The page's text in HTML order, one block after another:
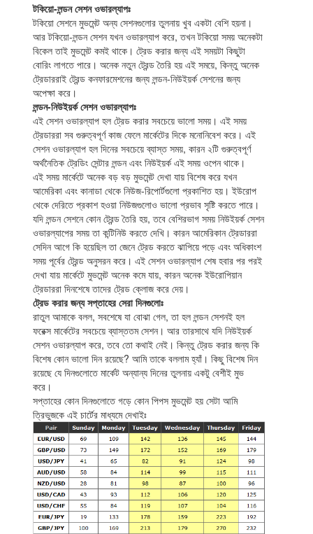
টকিয়ো-লন্ডন সেশন ওভারল্যাপঃ
টকিয়ো সেশনে মুভমেন্ট অন্য সেশনগুলোর তুলনায় খুব একটা বেশি হয়না।
আর টকিয়ো-লন্ডন সেশন যখন ওভারল্যাপ করে, তখন টকিয়ো সময় অনেকটা
বিকেল তাই মুভমেন্ট কমই থাকে। ট্রেড করার জন্য এই সময়টা কিছুটা
বোরিং লাগতে পারে। অনেক নতুন ট্রেন্ড তৈরি হয় এই সময়ে, কিন্তু অনেক
ট্রেডাররাই ট্রেন্ড কনফারমেশনের জন্য লন্ডন-নিউইয়র্ক সেশনের জন্য
অপেক্ষা করে।
লন্ডন-নিউইয়র্ক সেশন ওভারল্যাপঃ
এই সেশন ওভারল্যাপ হল ট্রেড করার সবচেয়ে ভালো সময়। এই সময়
ট্রেডাররা সব গুরুত্বপূর্ণ কাজ ফেলে মার্কেটের দিকে মনোনিবেশ করে। এই
সেশন ওভারল্যাপ হল দিনের সবচেয়ে ব্যাস্ত সময়, কারন ২টি গুরুত্বপূর্ণ
অর্থনৈতিক ট্রেডিং সেন্টার লন্ডন এবং নিউইয়র্ক এই সময় ওপেন থাকে।
এই সময় মার্কেটে অনেক বড় বড় মুভমেন্ট দেখা যায় বিশেষ করে যখন
আমেরিকা এবং কানাডা থেকে নিউজ-রিপোর্টগুলো প্রকাশিত হয়। ইউরোপ
থেকে দেরিতে প্রকাশ হওয়া নিউজগুলোও ভালো প্রভাব সৃষ্টি করতে পারে।
যদি লন্ডন সেশনে কোন ট্রেন্ড তৈরি হয়, তবে বেশিরভাগ সময় নিউইয়র্ক সেশন
ওভারল্যাপের সময় তা কন্টিনিউ করতে দেখি। কারন আমেরিকান ট্রেডাররা
সেদিন আগে কি হয়েছিল তা জেনে ট্রেড করতে ঝাপিয়ে পড়ে এবং অধিকাংশ
সময় পূর্বের ট্রেন্ড অনুসরন করে। এই সেশন ওভারল্যাপ শেষ হবার পর পরই
দেখা যায় মার্কেটে মুভমেন্ট অনেক কমে যায়, কারন অনেক ইউরোপিয়ান
ট্রেডাররা দিনশেষে তাদের ট্রেড ক্লোজ করে দেয়।
ট্রেড করার জন্য সপ্তাহের সেরা দিনগুলোঃ
রাতুল আমাকে বলল, সবশেষে যা বোঝা গেল, তা হল লন্ডন সেশনই হল
ফরেক্স মার্কেটের সবচেয়ে ব্যাস্ততম সেশন। আর তারসাথে যদি নিউইয়র্ক
সেশন ওভারল্যাপ করে, তবে তো কথাই নেই। কিন্তু ট্রেড করার জন্য কি
বিশেষ কোন ভালো দিন রয়েছে? আমি তাকে বললাম হ্যাঁ। কিছু বিশেষ দিন
রয়েছে যে দিনগুলোতে মার্কেট অন্যান্য দিনের তুলনায় একটু বেশীই মুভ
করে।
সপ্তাহের কোন দিনগুলোতে গড়ে কোন পিপস মুভমেন্ট হয় সেটা আমি
ত্রিভুজকে এই চার্টের মাধ্যমে দেখাইঃ